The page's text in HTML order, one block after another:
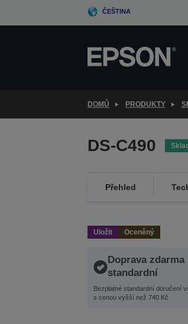
ČEŠTINA
DOMŮ PRODUKTY
DS-C490
Přehled
Uložit Oceněný
Doprava zdarma
standardní
Bezplatné standardní doručení
s cenou vyšší než 740 Kč